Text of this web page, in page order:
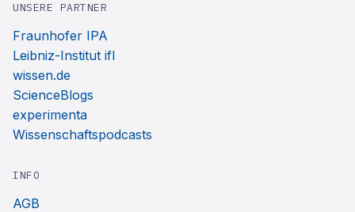
UNSERE PARTNER
Fraunhofer IPA
Leibniz-Institut ifl
wissen.de
ScienceBlogs
experimenta
Wissenschaftspodcasts
INFO
AGB